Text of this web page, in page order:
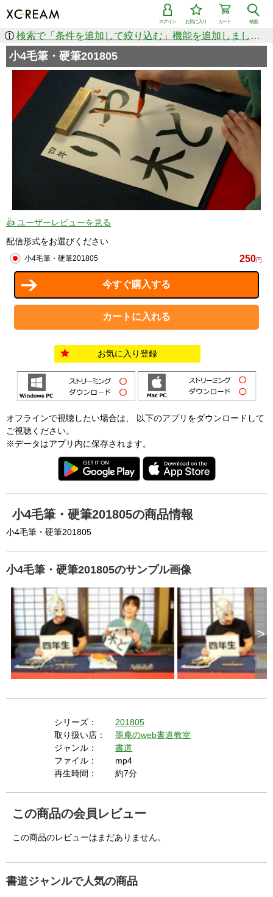
検索
カート
お気に入り
ログイン
検索で「条件を追加して絞り込む」機能を追加しました！
小4毛筆・硬筆201805
👍 ユーザーレビューを見る
配信形式をお選びください
小4毛筆・硬筆201805 250円
お気に入り登録
オフラインで視聴したい場合は、 以下のアプリをダウンロードして
ご視聴ください。
※データはアプリ内に保存されます。
小4毛筆・硬筆201805の商品情報
小4毛筆・硬筆201805
小4毛筆・硬筆201805のサンプル画像
>
シリーズ：
201805
取り扱い店：
墨庵のweb書道教室
ジャンル：
書道
ファイル：
mp4
再生時間：
約7分
この商品の会員レビュー
この商品のレビューはまだありません。
書道ジャンルで人気の商品